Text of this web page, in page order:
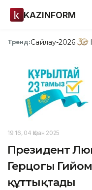
KAZINFORM
Тренд:Сайлау-2026
19:16, 04 Қазан 2025
Президент
Герцогы
құттықтады